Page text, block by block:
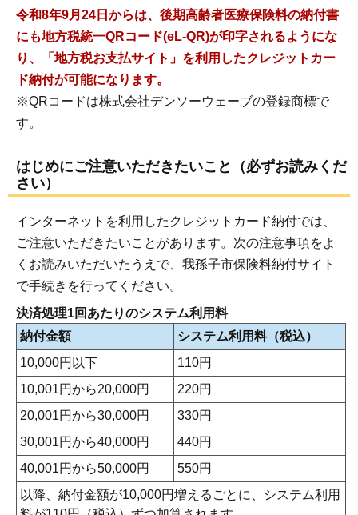
令和8年9月24日からは、後期高齢者医療保険料の納付書
にも地方税統一QRコード(eL-QR)が印字されるようにな
り、「地方税お支払サイト」を利用したクレジットカー
ド納付が可能になります。
※QRコードは株式会社デンソーウェーブの登録商標で
す。
はじめにご注意いただきたいこと（必ずお読みくだ
さい）
インターネットを利用したクレジットカード納付では、
ご注意いただきたいことがあります。次の注意事項をよ
くお読みいただいたうえで、我孫子市保険料納付サイト
で手続きを行ってください。
決済処理1回あたりのシステム利用料
納付金額
システム利用料（税込）
10,000円以下
110円
10,001円から20,000円
220円
20,001円から30,000円
330円
30,001円から40,000円
440円
40,001円から50,000円
550円
以降、納付金額が10,000円増えるごとに、システム利用